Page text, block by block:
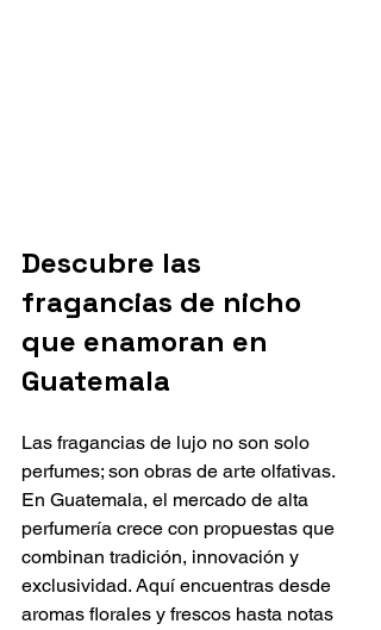
Descubre las
fragancias de nicho
que enamoran en
Guatemala
Las fragancias de lujo no son solo
perfumes; son obras de arte olfativas.
En Guatemala, el mercado de alta
perfumería crece con propuestas que
combinan tradición, innovación y
exclusividad. Aquí encuentras desde
aromas florales y frescos hasta notas